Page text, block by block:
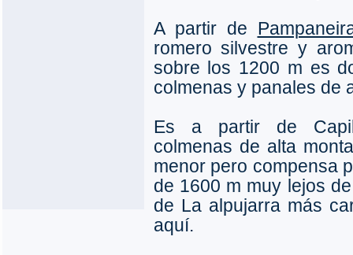
A partir de
romero silvestre y
sobre los 1200 m es
colmenas y panales de
Es a partir de
colmenas de alta
menor pero compensa
de 1600 m muy lejos
de La alpujarra más
aquí.